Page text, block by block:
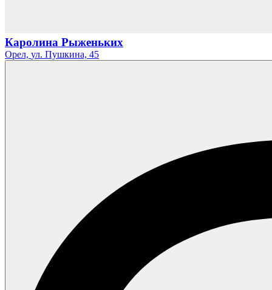
Каролина Рыженьких
Орел, ул. Пушкина, 45